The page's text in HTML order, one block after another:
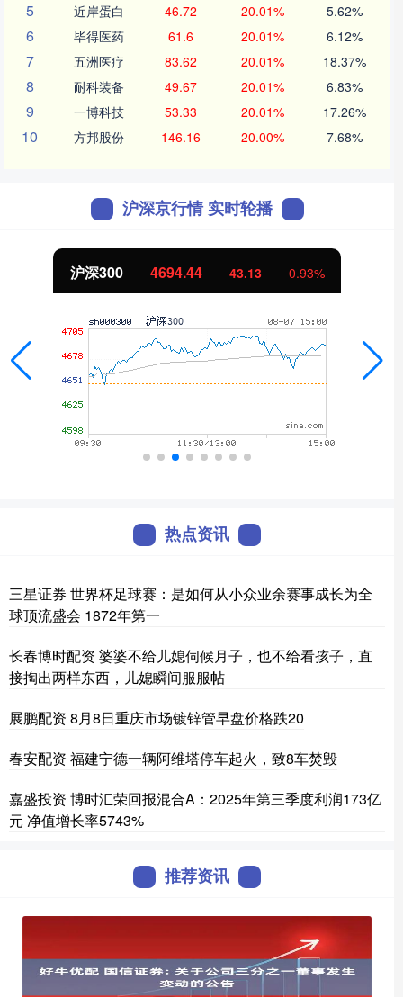
5 近岸蛋白 46.72 20.01% 5.62%
6 毕得医药 61.6 20.01% 6.12%
7 五洲医疗 83.62 20.01% 18.37%
8 耐科装备 49.67 20.01% 6.83%
9 一博科技 53.33 20.01% 17.26%
10 方邦股份 146.16 20.00% 7.68%
沪深京行情 实时轮播
沪深300 4694.44 43.13 0.93%
热点资讯
三星证券 世界杯足球赛：是如何从小众业余赛事成长为全
球顶流盛会 1872年第一
长春博时配资 婆婆不给儿媳伺候月子，也不给看孩子，直
接掏出两样东西，儿媳瞬间服服帖
展鹏配资 8月8日重庆市场镀锌管早盘价格跌20
春安配资 福建宁德一辆阿维塔停车起火，致8车焚毁
嘉盛投资 博时汇荣回报混合A：2025年第三季度利润173亿
元 净值增长率5743%
推荐资讯